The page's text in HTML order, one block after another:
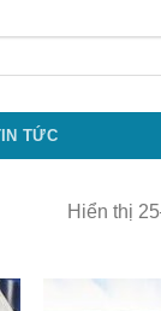
TỨC
Hiển thị